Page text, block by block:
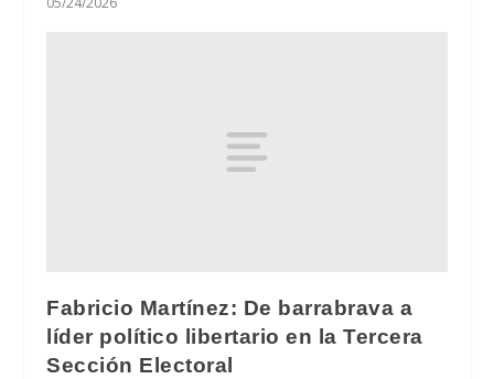
Fabricio Martínez: De barrabrava a
líder político libertario en la Tercera
Sección Electoral